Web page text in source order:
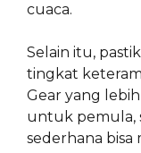
cuaca.
Selain itu,
tingkat
Gear yang
untuk pemula,
sederhana